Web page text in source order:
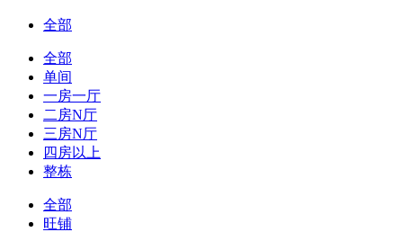
全部
全部
单间
一房一厅
二房N厅
三房N厅
四房以上
整栋
全部
旺铺